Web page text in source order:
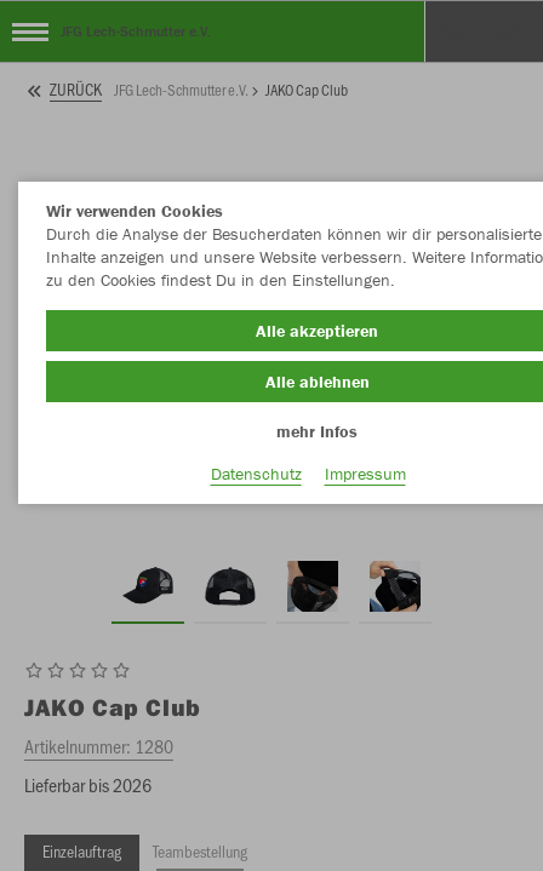
JFG Lech-Schmutter e.V.
ZURÜCK JFG Lech-Schmutter e.V. JAKO Cap Club
JAKO Cap Club
Artikelnummer: 1280
Lieferbar bis 2026
Einzelauftrag Teambestellung
Wir verwenden Cookies
Durch die Analyse der Besucherdaten können wir dir personalisierte
Inhalte anzeigen und unsere Website verbessern. Weitere
zu den Cookies findest Du in den Einstellungen.
Alle akzeptieren
Alle ablehnen
mehr Infos
Datenschutz
Impressum